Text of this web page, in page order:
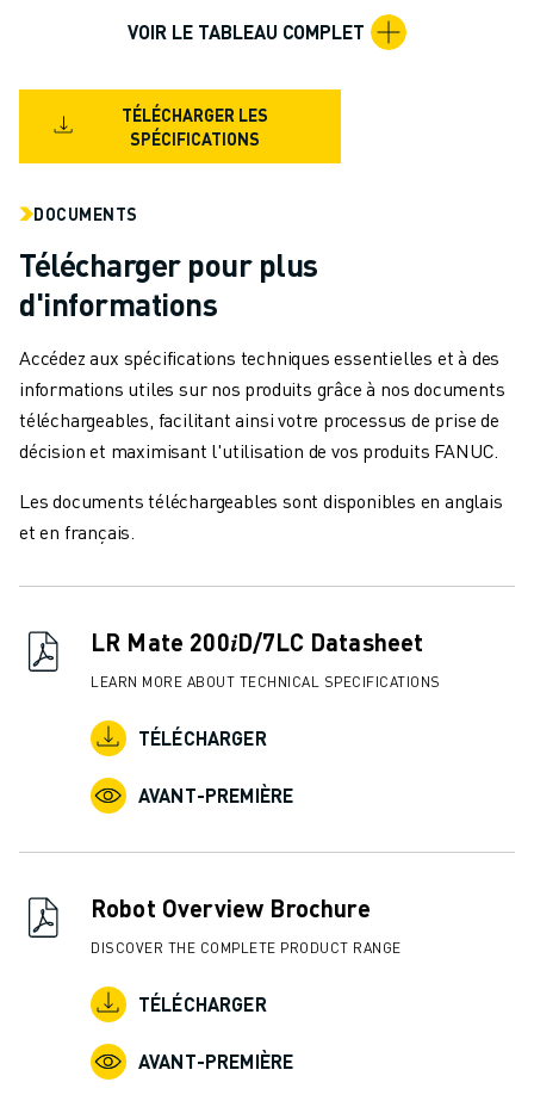
SOUDAGE PAR POINTS
INSPECTION DE LA VISION
TÉMOIGNAGES
SERVICE CLIENTÈLE
FANUC PLANS
SUPPORT TECHNIQUE À DISTANCE
PIÈCES DE RECHANGE
REMISE À NEUF
OUTILS DE SERVICE NUMÉRIQUE
CENTRE DE TÉLÉCHARGEMENT " MYFANUC
FORMATION ET ÉDUCATION
SOLUTIONS POUR L'ÉDUCATION
WORLDSKILLS ET JEUNES TALENTS
ACTUALITÉS ET MÉDIAS
ACTUALITÉS ET MÉDIAS
EVÉNEMENTS
A PROPOS DE FANUC
FANUC EN EUROPE
FAÇONNEZ VOTRE AVENIR AVEC FANUC
REJOIGNEZ-NOUS
VOIR LE TABLEAU COMPLET
TÉLÉCHARGER LES
SPÉCIFICATIONS
DOCUMENTS
Télécharger pour plus
d'informations
Accédez aux spécifications techniques essentielles et à des
informations utiles sur nos produits grâce à nos documents
téléchargeables, facilitant ainsi votre processus de prise de
décision et maximisant l'utilisation de vos produits FANUC.
Les documents téléchargeables sont disponibles en anglais
et en français.
LR Mate 200𝑖D/7LC Datasheet
LEARN MORE ABOUT TECHNICAL SPECIFICATIONS
TÉLÉCHARGER
AVANT-PREMIÈRE
Robot Overview Brochure
DISCOVER THE COMPLETE PRODUCT RANGE
TÉLÉCHARGER
AVANT-PREMIÈRE